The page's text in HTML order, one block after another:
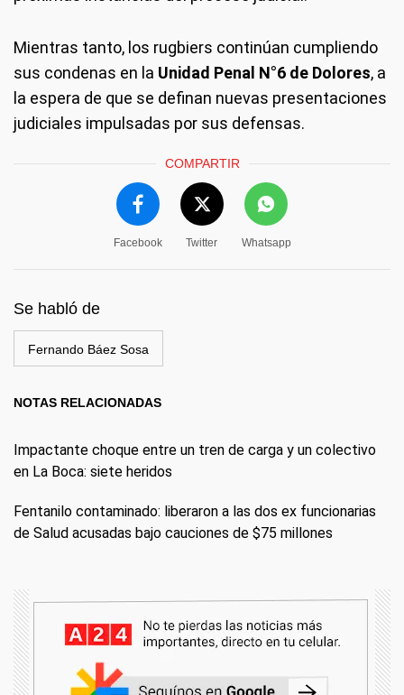
Mientras tanto, los rugbiers continúan cumpliendo
sus condenas en la Unidad Penal N°6 de Dolores, a
la espera de que se definan nuevas presentaciones
judiciales impulsadas por sus defensas.
COMPARTIR
Facebook Twitter Whatsapp
Se habló de
Fernando Báez Sosa
NOTAS RELACIONADAS
Impactante choque entre un tren de carga y un colectivo
en La Boca: siete heridos
Fentanilo contaminado: liberaron a las dos ex funcionarias
de Salud acusadas bajo cauciones de $75 millones